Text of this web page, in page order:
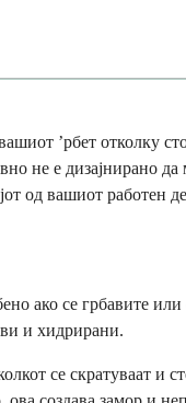
’рбет отколку
не е дизајнирано
од вашиот работен
ако се грбавите
и хидрирани.
се скратуваат и